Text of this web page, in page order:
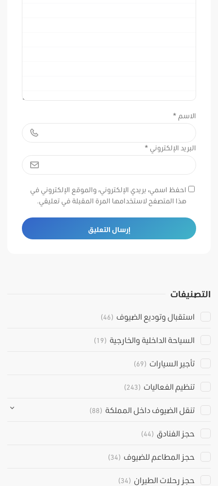
الاسم *
البريد الإلكتروني *
احفظ اسمي، بريدي الإلكتروني، والموقع الإلكتروني في
هذا المتصفح لاستخدامها المرة المقبلة في تعليقي.
التصنيفات
استقبال وتوديع الضيوف (46)
السياحة الداخلية والخارجية (19)
تأجير السيارات (69)
تنظيم الفعاليات (243)
تنقل الضيوف داخل المملكة (88)
حجز الفنادق (44)
حجز المطاعم للضيوف (34)
حجز رحلات الطيران (34)